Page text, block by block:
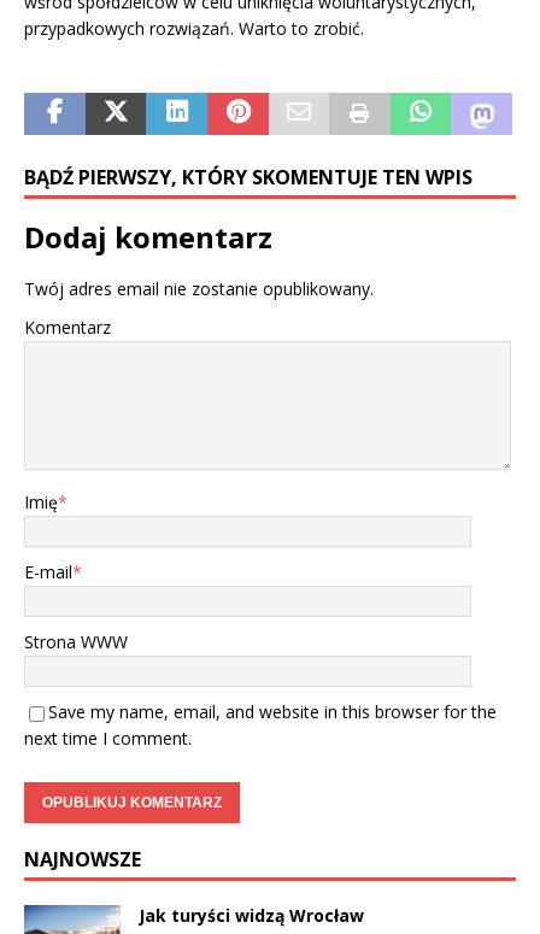
przypadkowych rozwiązań. Warto to zrobić.
BĄDŹ PIERWSZY, KTÓRY SKOMENTUJE TEN WPIS
Dodaj komentarz
Twój adres email nie zostanie opublikowany.
Komentarz
Imię*
E-mail*
Strona WWW
Save my name, email, and website in this browser for the
next time I comment.
NAJNOWSZE
Jak turyści widzą Wrocław